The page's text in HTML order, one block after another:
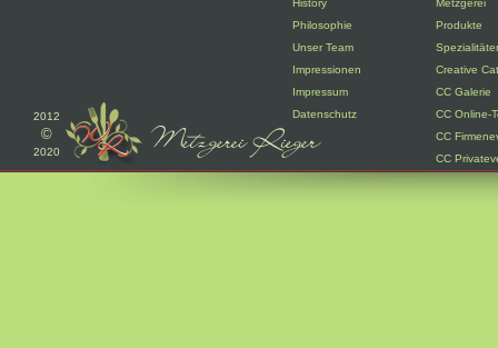
2012
©
2020
History
Metzgerei
Philosophie
Produkte
Unser Team
Impressionen
Creative
Impressum
CC Galerie
Datenschutz
CC Online-
CC
CC